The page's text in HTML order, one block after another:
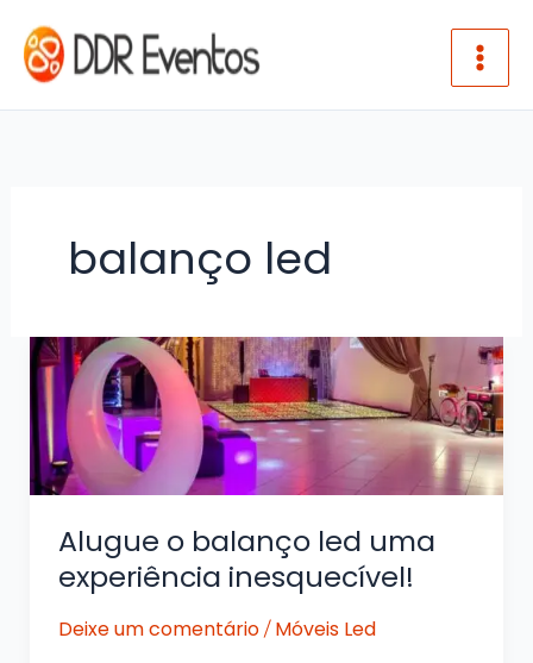
balanço led
Alugue o balanço led uma
experiência inesquecível!
Deixe um comentário / Móveis Led